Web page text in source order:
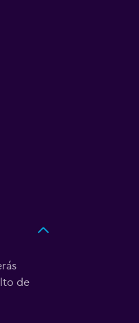
de